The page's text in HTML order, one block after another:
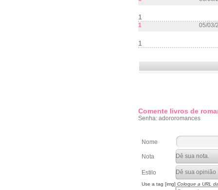
1
1 05/03/
1
Comente livros de
Senha: adororomances
Nome
Nota
Estilo
Use a tag [img] Coloque a URL